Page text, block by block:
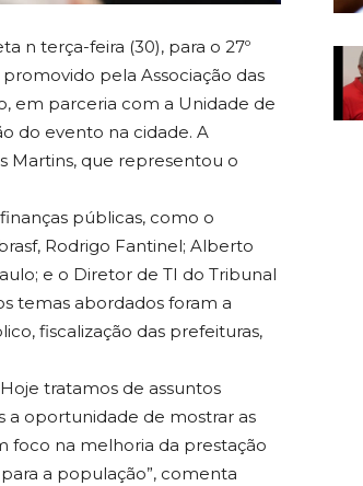
n terça-feira (30), para o 27º
pela Associação das
em parceria com a Unidade de
do evento na cidade. A
Martins, que representou o
públicas, como o
Rodrigo Fantinel; Alberto
e o Diretor de TI do Tribunal
temas abordados foram a
fiscalização das prefeituras,
tratamos de assuntos
a oportunidade de mostrar as
foco na melhoria da prestação
a população”, comenta